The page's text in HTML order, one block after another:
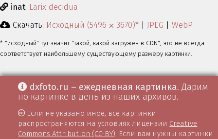
inat: Larix decidua
Скачать: Исходный (5496 ⨉ 3670)* | JPEG | WebP
* "исходный" тут значит "такой, какой загружен в CDN", это не всегда
соответствует наибольшему существующему размеру картинки.
dxfoto.ru – ежедневная картинка. Дарим
по картинке в день из наших архивов.
Если не указано иное, все картинки
распространяются на условиях лицензии Creative
Commons Attribution (CC-BY). Если вам нужны картинки